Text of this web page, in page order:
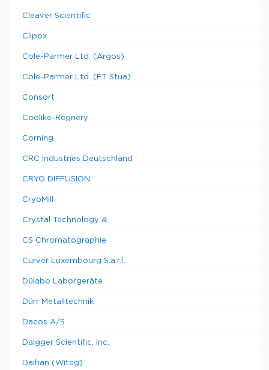
Cleaver Scientific
Clipox
Cole-Parmer Ltd. (Argos)
Cole-Parmer Ltd. (ET Stua)
Consort
Coolike-Regnery
Corning
CRC Industries Deutschland
CRYO DIFFUSION
CryoMill
Crystal Technology &
CS Chromatographie
Curver Luxembourg S.a.r.l.
Dülabo Laborgeräte
Dürr Metalltechnik
Dacos A/S
Daigger Scientific, Inc.
Daihan (Witeg)